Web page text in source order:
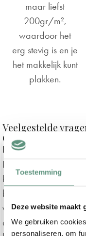
Toestemming
Deze website maakt
We gebruiken
personaliseren, om
maar liefst
200gr/m²,
waardoor het
erg stevig is en je
het makkelijk kunt
plakken.
Veelgestelde
en kinderkamer
Kan ik het ontwerp
In de meeste
helemaal gratis!
bestelt even
verplaatsen van
de meeste gevallen